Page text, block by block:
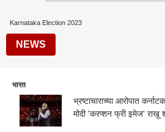
Karnataka Election 2023
NEWS
भारत
भ्रष्टाचाराच्या आरोपात
मोदी 'करप्शन फ्री इमेज'